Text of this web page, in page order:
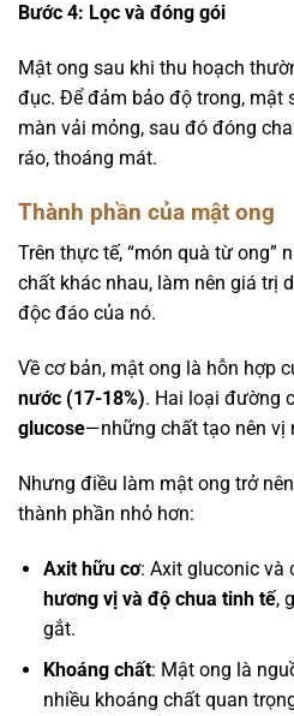
Bước 4: Lọc và đóng gói
Mật ong sau khi thu hoạch
đục. Để đảm bảo độ trong, mật
màn vải mỏng, sau đó đóng
ráo, thoáng mát.
Thành phần của mật ong
Trên thực tế, “món quà từ ong”
chất khác nhau, làm nên giá trị
độc đáo của nó.
Về cơ bản, mật ong là hỗn hợp
nước (17-18%). Hai loại đường
glucose—những chất tạo nên vị
Nhưng điều làm mật ong trở
thành phần nhỏ hơn:
Axit hữu cơ: Axit gluconic và
hương vị và độ chua tinh tế,
gắt.
Khoáng chất: Mật ong là
nhiều khoáng chất quan